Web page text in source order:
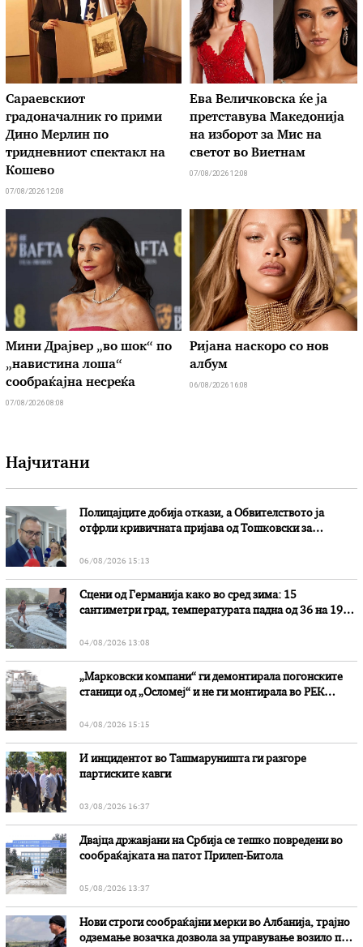
Сараевскиот
градоначалник го прими
Дино Мерлин по
тридневниот спектакл на
Кошево
07/08/2026 12:08
Ева Величковска ќе ја
претставува Македонија
на изборот за Мис на
светот во Виетнам
07/08/2026 12:08
Мини Драјвер „во шок“ по
„навистина лоша“
сообраќајна несреќа
07/08/2026 08:08
Ријана наскоро со нов
албум
06/08/2026 16:08
Најчитани
Полицајците добија откази, а Обвителството ја
отфрли кривичната пријава од Тошковски за
06/08/2026 15:13
Сцени од Германија како во сред зима: 15
сантиметри град, температурата падна од 36 на 19
04/08/2026 13:08
„Марковски компани“ ги демонтирала погонските
станици од „Осломеј“ и не ги монтирала во РЕК
04/08/2026 15:15
И инцидентот во Ташмаруништa ги разгоре
партиските кавги
03/08/2026 16:37
Двајца државјани на Србија се тешко повредени во
сообраќајката на патот Прилеп-Битола
05/08/2026 13:37
Нови строги сообраќајни мерки во Aлбанија, трајно
одземање возачка дозвола за управување возило под